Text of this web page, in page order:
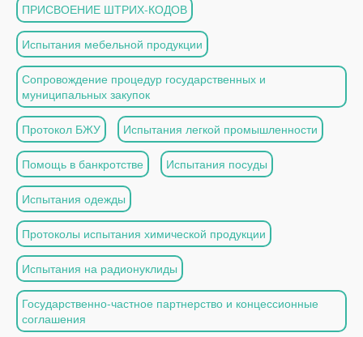
ПРИСВОЕНИЕ ШТРИХ-КОДОВ
Испытания мебельной продукции
Сопровождение процедур государственных и
муниципальных закупок
Протокол БЖУ Испытания легкой промышленности
Помощь в банкротстве Испытания посуды
Испытания одежды
Протоколы испытания химической продукции
Испытания на радионуклиды
Государственно-частное партнерство и концессионные
соглашения